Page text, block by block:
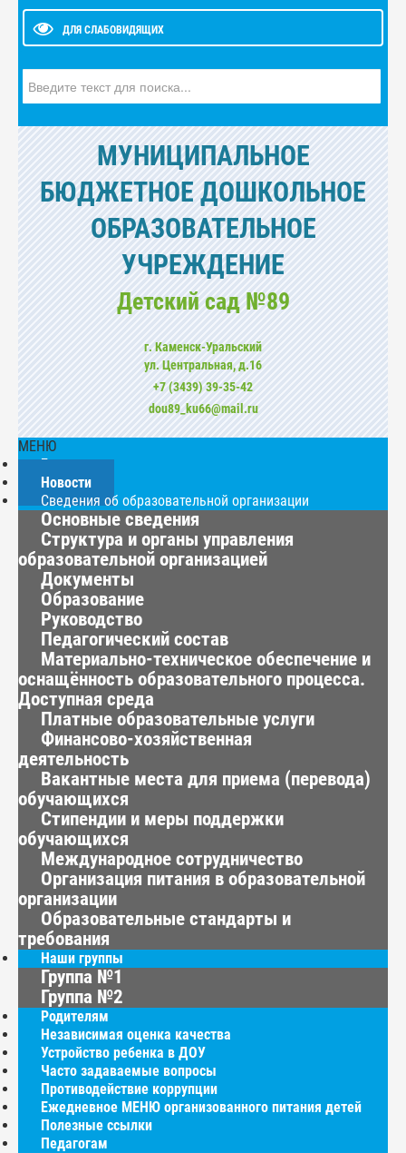
ДЛЯ СЛАБОВИДЯЩИХ
МУНИЦИПАЛЬНОЕ
БЮДЖЕТНОЕ ДОШКОЛЬНОЕ
ОБРАЗОВАТЕЛЬНОЕ
УЧРЕЖДЕНИЕ
Детский сад №89
г. Каменск-Уральский
ул. Центральная, д.16
+7 (3439) 39-35-42
dou89_ku66@mail.ru
МЕНЮ
Главная
Новости
Сведения об образовательной организации
Основные сведения
Структура и органы управления
образовательной организацией
Документы
Образование
Руководство
Педагогический состав
Материально-техническое обеспечение и
оснащённость образовательного процесса.
Доступная среда
Платные образовательные услуги
Финансово-хозяйственная
деятельность
Вакантные места для приема (перевода)
обучающихся
Стипендии и меры поддержки
обучающихся
Международное сотрудничество
Организация питания в образовательной
организации
Образовательные стандарты и
требования
Наши группы
Группа №1
Группа №2
Родителям
Независимая оценка качества
Устройство ребенка в ДОУ
Часто задаваемые вопросы
Противодействие коррупции
Ежедневное МЕНЮ организованного питания детей
Полезные ссылки
Педагогам